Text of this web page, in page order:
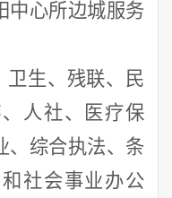
中心所边城服务
卫生、残联、民
人社、
医疗保
、综合执法、 条
社会事业办公